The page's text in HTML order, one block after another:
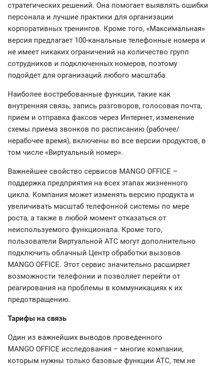
стратегических решений. Она помогает выявлять ошибки
персонала и лучшие практики для организации
корпоративных тренингов. Кроме того, «Максимальная»
версия предлагает 100-канальные телефонные номера и
не имеет никаких ограничений на количество групп
сотрудников и подключенных номеров, поэтому
подойдет для организаций любого масштаба.
Наиболее востребованные функции, такие как
внутренняя связь, запись разговоров, голосовая почта,
прием и отправка факсов через Интернет, изменение
схемы приема звонков по расписанию (рабочее/
нерабочее время), включены во все версии продуктов, в
том числе «Виртуальный номер».
Важнейшее свойство сервисов MANGO OFFICE –
поддержка предприятия на всех этапах жизненного
цикла. Компания может изменять версию продукта и
увеличивать масштаб телефонной системы по мере
роста, а также в любой момент отказаться от
неиспользуемого функционала. Кроме того,
пользователи Виртуальной АТС могут дополнительно
подключить облачный Центр обработки вызовов
MANGO OFFICE. Этот сервис значительно расширяет
возможности телефонии и позволяет перейти от
реагирования на проблемы в коммуникациях к их
предотвращению.
Тарифы на связь
Один из важнейших выводов проведенного
MANGO OFFICE исследования – многие компании,
которым нужны только базовые функции АТС, тем не